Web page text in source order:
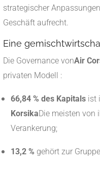
strategischer
Geschäft aufrecht.
Eine
Die Governance vonAir
privaten Modell :
66,84 % des Kapitals ist
KorsikaDie meisten von
Verankerung;
13,2 % gehört zur Gruppe